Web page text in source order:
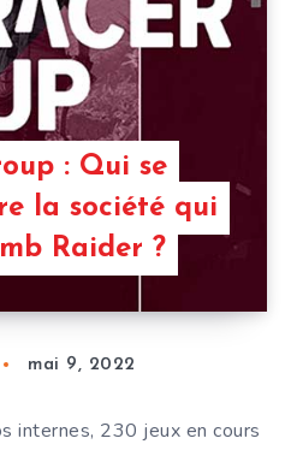
: Qui se
la société qui
Raider ?
mai 9, 2022
internes, 230 jeux en cours